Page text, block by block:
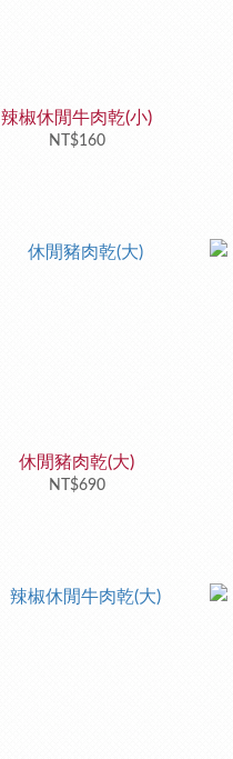
辣椒休閒牛肉乾(小)
NT$160
休閒豬肉乾(大)
NT$690